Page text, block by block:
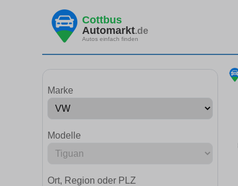
Cottbus
Automarkt.de
Autos einfach finden
Marke
Modelle
Ort, Region oder PLZ